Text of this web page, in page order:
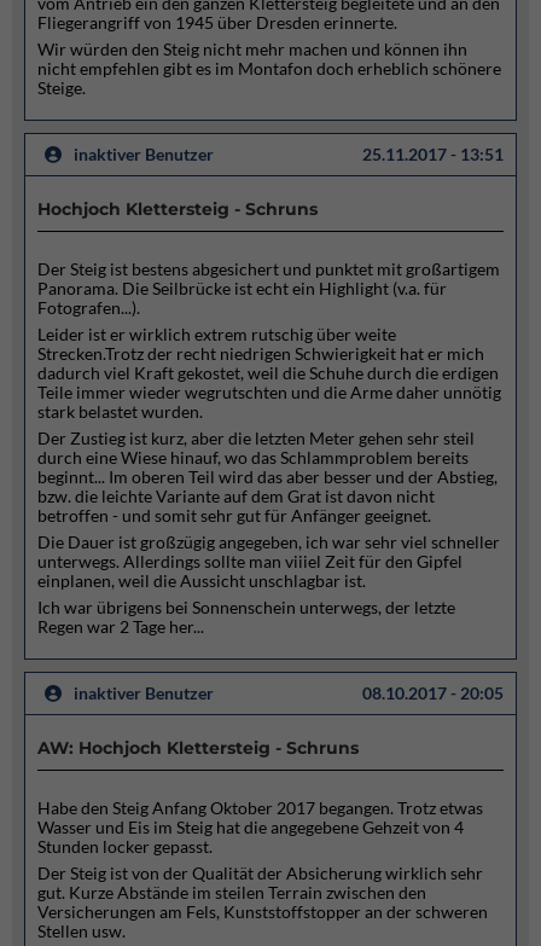
Fliegerangriff von 1945 über Dresden erinnerte.
Wir würden den Steig nicht mehr machen und können ihn
nicht empfehlen gibt es im Montafon doch erheblich schönere
Steige.
inaktiver Benutzer 25.11.2017 - 13:51
Hochjoch Klettersteig - Schruns
Der Steig ist bestens abgesichert und punktet mit großartigem
Panorama. Die Seilbrücke ist echt ein Highlight (v.a. für
Fotografen...).
Leider ist er wirklich extrem rutschig über weite
Strecken.Trotz der recht niedrigen Schwierigkeit hat er mich
dadurch viel Kraft gekostet, weil die Schuhe durch die erdigen
Teile immer wieder wegrutschten und die Arme daher unnötig
stark belastet wurden.
Der Zustieg ist kurz, aber die letzten Meter gehen sehr steil
durch eine Wiese hinauf, wo das Schlammproblem bereits
beginnt... Im oberen Teil wird das aber besser und der Abstieg,
bzw. die leichte Variante auf dem Grat ist davon nicht
betroffen - und somit sehr gut für Anfänger geeignet.
Die Dauer ist großzügig angegeben, ich war sehr viel schneller
unterwegs. Allerdings sollte man viiiel Zeit für den Gipfel
einplanen, weil die Aussicht unschlagbar ist.
Ich war übrigens bei Sonnenschein unterwegs, der letzte
Regen war 2 Tage her...
inaktiver Benutzer 08.10.2017 - 20:05
AW: Hochjoch Klettersteig - Schruns
Habe den Steig Anfang Oktober 2017 begangen. Trotz etwas
Wasser und Eis im Steig hat die angegebene Gehzeit von 4
Stunden locker gepasst.
Der Steig ist von der Qualität der Absicherung wirklich sehr
gut. Kurze Abstände im steilen Terrain zwischen den
Versicherungen am Fels, Kunststoffstopper an der schweren
Stellen usw.